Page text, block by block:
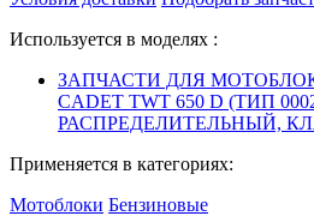
Используется в моделях :
ЗАПЧАСТИ ДЛЯ
CADET TWT 650 D (ТИП
РАСПРЕДЕЛИТЕЛЬНЫЙ,
Применяется в категориях:
Мотоблоки Бензиновые